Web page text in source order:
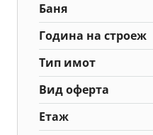
Баня
Година на строеж
Тип имот
Вид оферта
Етаж